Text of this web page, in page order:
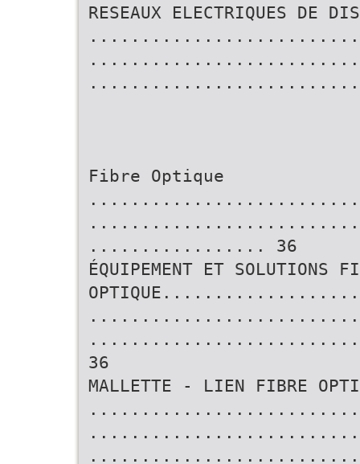
RESEAUX ELECTRIQUES DE
Fibre Optique
................. 36
ÉQUIPEMENT ET SOLUTIONS
36
MALLETTE - LIEN FIBRE